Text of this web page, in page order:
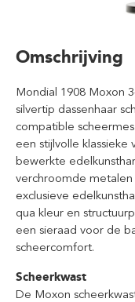
Omschrijving
Mondial 1908 Moxon
silvertip dassenhaar
compatible
een stijlvolle
bewerkte
verchroomde
exclusieve
qua kleur en
een sieraad voor de
scheercomfort.
Scheerkwast
De Moxon